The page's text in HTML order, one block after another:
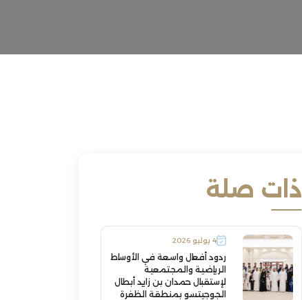
ذات صلة
4 يوليو 2026
ردود أفعال واسعة في الأوساط
الرياضية والمجتمعية
لإستقبال حمدان بن زايد أبطال
الجوجيتسو بمنطقة الظفرة